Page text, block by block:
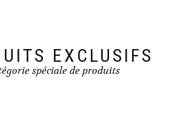
EXCLUSIFS
spéciale de produits